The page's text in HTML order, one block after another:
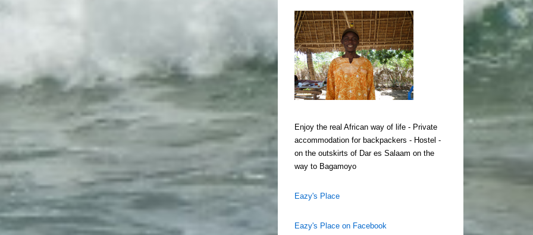
Enjoy the real African way of life - Private
accommodation for backpackers - Hostel -
on the outskirts of Dar es Salaam on the
way to Bagamoyo
Eazy's Place
Eazy's Place on Facebook